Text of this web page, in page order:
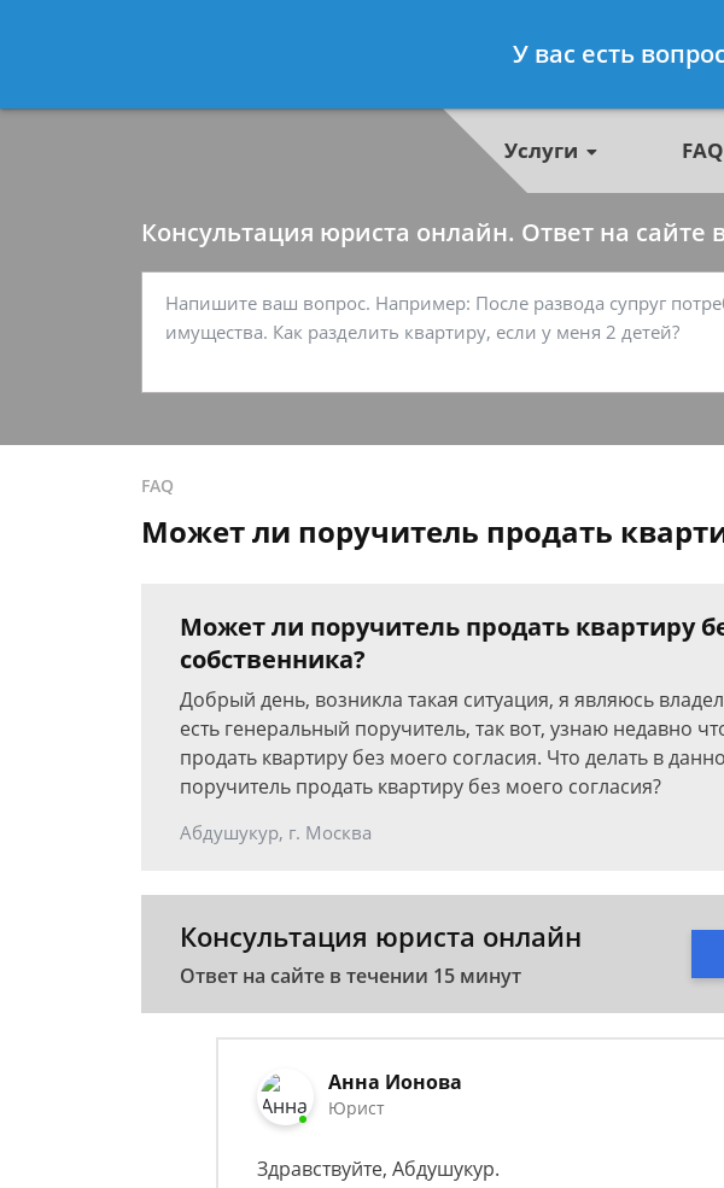
- Специалист по недвижимости,
Услуги FAQ
Консультация юриста онлайн. Ответ на сайте
FAQ
Может ли поручитель продать
Может ли поручитель продать квартиру
собственника?
Добрый день, возникла такая ситуация, я являюсь
есть генеральный поручитель, так вот, узнаю недавно
продать квартиру без моего согласия. Что делать в
поручитель продать квартиру без моего согласия?
Абдушукур, г. Москва
Консультация юриста онлайн
Ответ на сайте в течении 15 минут
Анна Ионова
Юрист
Здравствуйте, Абдушукур.
У вас есть